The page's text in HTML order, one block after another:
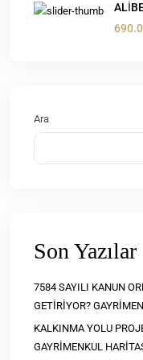
Ara
Son Yazılar
7584 SAYILI KANUN
GETİRİYOR?
KALKINMA YOLU
GAYRİMENKUL